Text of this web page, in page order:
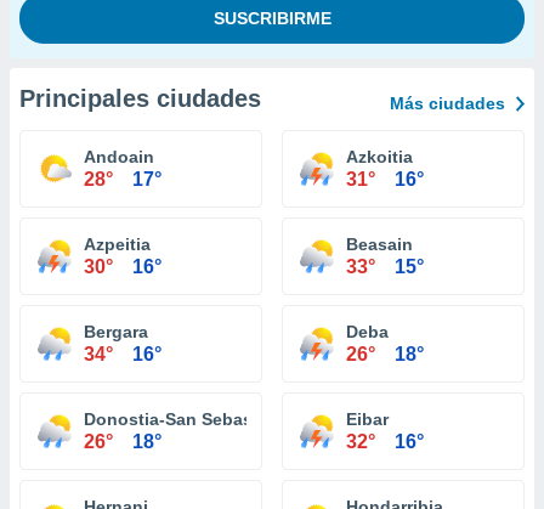
Principales ciudades Más ciudades
Andoain
28° 17°
Azkoitia
31° 16°
Azpeitia
30° 16°
Beasain
33° 15°
Bergara
34° 16°
Deba
26° 18°
Donostia-San Sebastián
26° 18°
Eibar
32° 16°